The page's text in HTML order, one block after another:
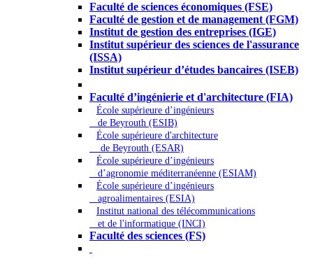
Faculté de sciences économiques (FSE)
Faculté de gestion et de management (FGM)
Institut de gestion des entreprises (IGE)
Institut supérieur des sciences de l'assurance
(ISSA)
Institut supérieur d’études bancaires (ISEB)
Faculté d’ingénierie et d'architecture (FIA)
École supérieure d’ingénieurs
de Beyrouth (ESIB)
École supérieure d'architecture
de Beyrouth (ESAR)
École supérieure d’ingénieurs
d’agronomie méditerranéenne (ESIAM)
École supérieure d’ingénieurs
agroalimentaires (ESIA)
Institut national des télécommunications
et de l'informatique (INCI)
Faculté des sciences (FS)